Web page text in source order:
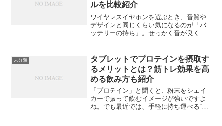
ルを比較紹介
ワイヤレスイヤホンを選ぶとき、音質や
デザインと同じくらい気になるのが「バ
ッテリーの持ち」。せっかく音が良くて
イヤレスイヤホンがどのくらいの時間持
つのか、長時間再生が得意...
未分類
タブレットでプロテインを摂取す
るメリットとは？筋トレ効果を高
める飲み方も紹介
「プロテイン」と聞くと、粉末をシェイ
カーで振って飲むイメージが強いですよ
ね。でも最近では、手軽に持ち運べる“プ